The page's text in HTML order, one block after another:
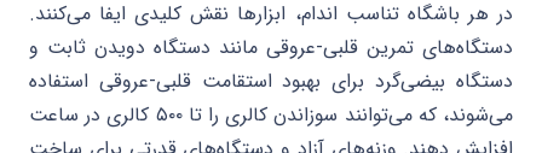
در هر باشگاه تناسب اندام، ابزارها نقش کلیدی ایفا می‌کنند.
دستگاه‌های تمرین قلبی-عروقی مانند دستگاه دویدن ثابت و
دستگاه بیضی‌گرد برای بهبود استقامت قلبی-عروقی استفاده
می‌شوند، که می‌توانند سوزاندن کالری را تا ۵۰۰ کالری در ساعت